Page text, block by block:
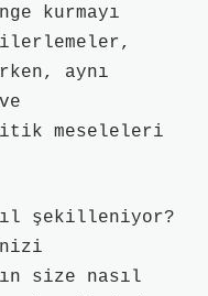
kurmayı
aynı
meseleleri
şekilleniyor?
size nasıl